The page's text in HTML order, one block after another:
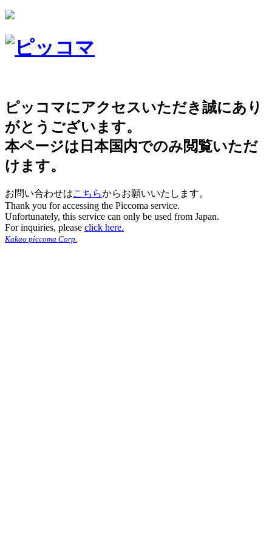
ピッコマにアクセスいただき誠にあり
がとうございます。
本ページは日本国内でのみ閲覧いただ
けます。
お問い合わせはこちらからお願いいたします。
Thank you for accessing the Piccoma service.
Unfortunately, this service can only be used from Japan.
For inquiries, please click here.
Kakao piccoma Corp.